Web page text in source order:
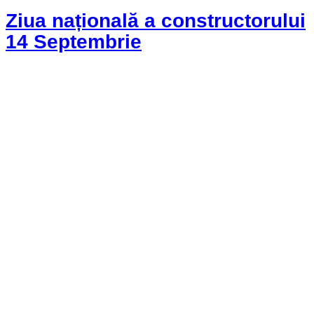
Ziua națională a constructorului
14 Septembrie